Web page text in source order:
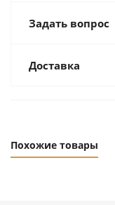
Задать вопрос
Доставка
Похожие товары